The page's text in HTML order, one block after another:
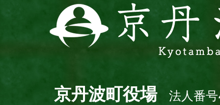
丹
波
town
京丹波町役場 法人番